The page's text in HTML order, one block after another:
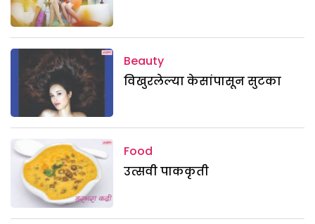
Beauty
विखुरलेल्या केसांपासून सुटका
Food
उत्सवी पाककृती